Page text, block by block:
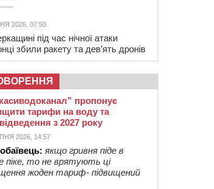
2026, 07:50
під час нічної атаки
збили ракету та дев’ять дронів
пропонує
тарифи на воду та
з 2027 року
2026, 14:57
якщо гривня піде в
піке, то не врятують ці
жоден тариф- підвищений